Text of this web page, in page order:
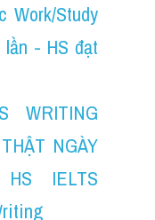
Work/Study
- HS đạt
WRITING
NGÀY
HS IELTS